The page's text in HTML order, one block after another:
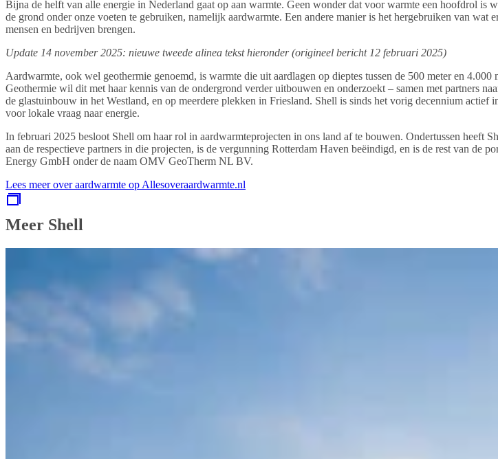
Bijna de helft van alle energie in Nederland gaat op aan warmte. Geen wonder dat voor warmte een hoofdrol is
de grond onder onze voeten te gebruiken, namelijk aardwarmte. Een andere manier is het hergebruiken van
mensen en bedrijven brengen.
Update 14 november 2025: nieuwe tweede alinea tekst hieronder (origineel bericht 12 februari 2025)
Aardwarmte, ook wel geothermie genoemd, is warmte die uit aardlagen op dieptes tussen de 500 meter en
Geothermie wil dit met haar kennis van de ondergrond verder uitbouwen en onderzoekt – samen met partners
de glastuinbouw in het Westland, en op meerdere plekken in Friesland. Shell is sinds het vorig decennium
voor lokale vraag naar energie.
In februari 2025 besloot Shell om haar rol in aardwarmteprojecten in ons land af te bouwen. Ondertussen
aan de respectieve partners in die projecten, is de vergunning Rotterdam Haven beëindigd, en is de rest van
Energy GmbH onder de naam OMV GeoTherm NL BV.
Lees meer over aardwarmte op Allesoveraardwarmte.nl
Meer Shell